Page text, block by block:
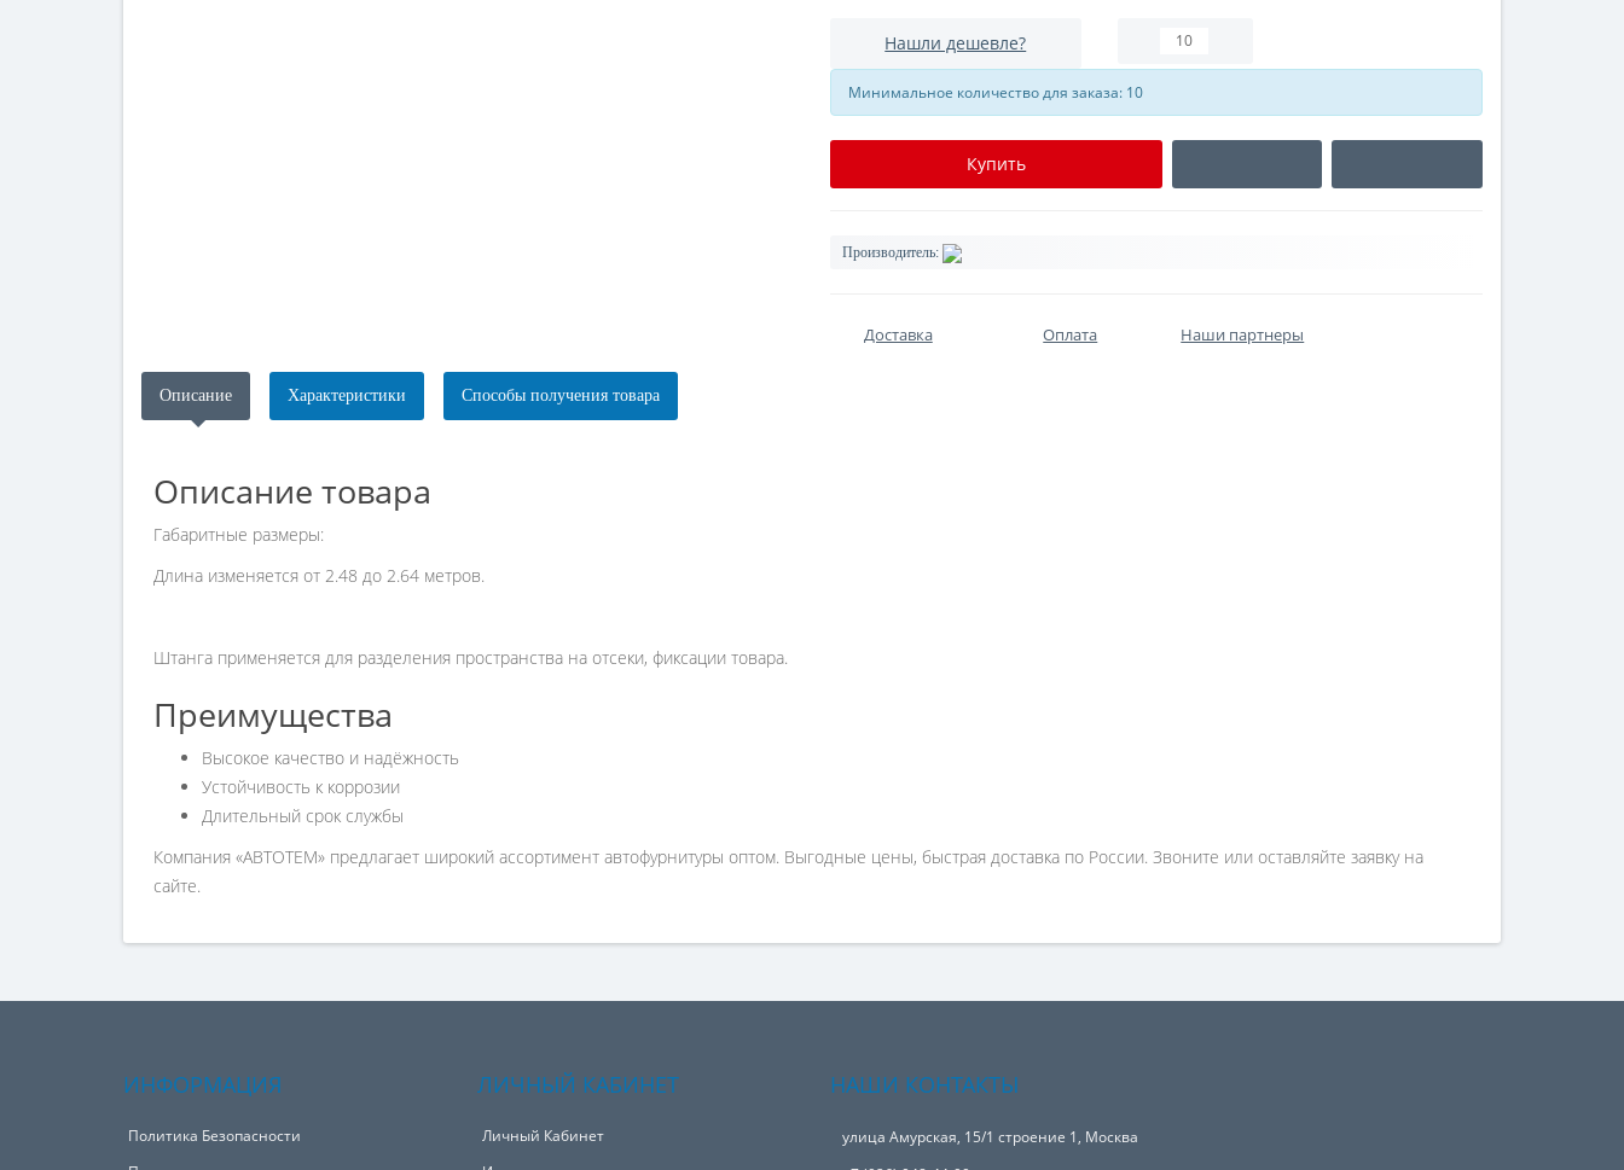
Нашли дешевле?
Минимальное количество для заказа: 10
Купить
Производитель:
Доставка Оплата Наши партнеры
Описание Характеристики Способы получения товара
Описание товара
Габаритные размеры:
Длина изменяется от 2.48 до 2.64 метров.
Штанга применяется для разделения пространства на отсеки, фиксации товара.
Преимущества
Высокое качество и надёжность
Устойчивость к коррозии
Длительный срок службы
Компания «АВТОТЕМ» предлагает широкий ассортимент автофурнитуры оптом. Выгодные цены, быстрая доставка по России. Звоните или оставляйте заявку на
сайте.
ИНФОРМАЦИЯ
Политика Безопасности
ЛИЧНЫЙ КАБИНЕТ
Личный Кабинет
НАШИ КОНТАКТЫ
улица Амурская, 15/1 строение 1, Москва